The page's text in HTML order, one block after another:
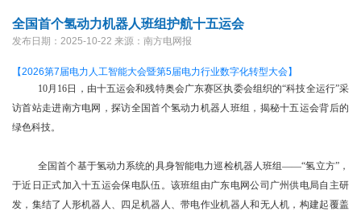
全国首个氢动力机器人班组护航十五运会
发布日期：2025-10-22 来源：南方电网报
【2026第7届电力人工智能大会暨第5届电力行业数字化转型大会】
10月16日，由十五运会和残特奥会广东赛区执委会组织的“科技全运行”采
访首站走进南方电网，探访全国首个氢动力机器人班组，揭秘十五运会背后的
绿色科技。
全国首个基于氢动力系统的具身智能电力巡检机器人班组——“氢立方”，
于近日正式加入十五运会保电队伍。该班组由广东电网公司广州供电局自主研
发，集结了人形机器人、四足机器人、带电作业机器人和无人机，构建起覆盖